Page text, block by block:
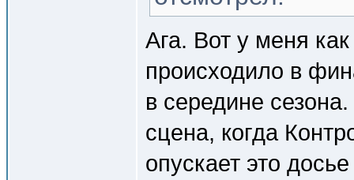
Ага. Вот у меня
происходило в
в середине
сцена, когда
опускает это